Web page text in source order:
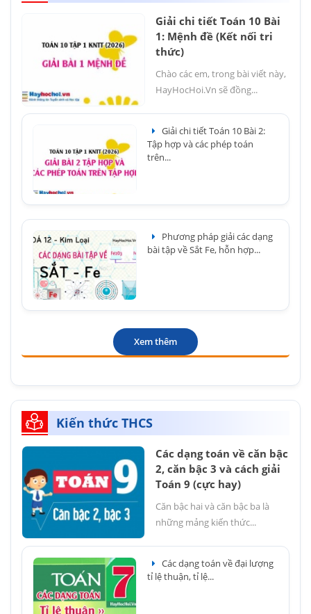
Giải chi tiết Toán 10 Bài
1: Mệnh đề (Kết nối tri
thức)
Chào các em, trong bài viết này,
HayHocHoi.Vn sẽ đồng...
Giải chi tiết Toán 10 Bài 2:
Tập hợp và các phép toán
trên...
Phương pháp giải các dạng
bài tập về Sắt Fe, hỗn hợp...
Xem thêm
Kiến thức THCS
Các dạng toán về căn bậc
2, căn bậc 3 và cách giải
Toán 9 (cực hay)
Căn bậc hai và căn bậc ba là
những mảng kiến thức...
Các dạng toán về đại lượng
tỉ lệ thuận, tỉ lệ...